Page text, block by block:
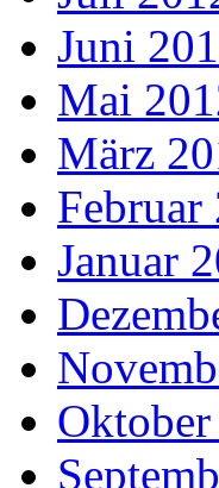
Juni
Mai
März
Februar
Januar
Oktober